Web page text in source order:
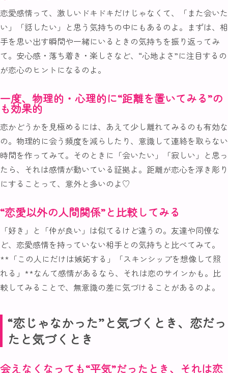
恋愛感情って、激しいドキドキだけじゃなくて、「また会いた
い」「話したい」と思う気持ちの中にもあるのよ。まずは、相
手を思い出す瞬間や一緒にいるときの気持ちを振り返ってみ
て。安心感・落ち着き・楽しさなど、“心地よさ”に注目するの
が恋心のヒントになるのよ。
一度、物理的・心理的に“距離を置いてみる”の
も効果的
恋かどうかを見極めるには、あえて少し離れてみるのも有効な
の。物理的に会う頻度を減らしたり、意識して連絡を取らない
時間を作ってみて。そのときに「会いたい」「寂しい」と思っ
たら、それは感情が動いている証拠よ。距離が恋心を浮き彫り
にすることって、意外と多いのよ♡
“恋愛以外の人間関係”と比較してみる
「好き」と「仲が良い」は似てるけど違うの。友達や同僚な
ど、恋愛感情を持っていない相手との気持ちと比べてみて。
**「この人にだけは嫉妬する」「スキンシップを想像して照
れる」**なんて感情があるなら、それは恋のサインかも。比
較してみることで、無意識の差に気づけることがあるのよ。
“恋じゃなかった”と気づくとき、恋だっ
たと気づくとき
会えなくなっても“平気”だったとき、それは恋